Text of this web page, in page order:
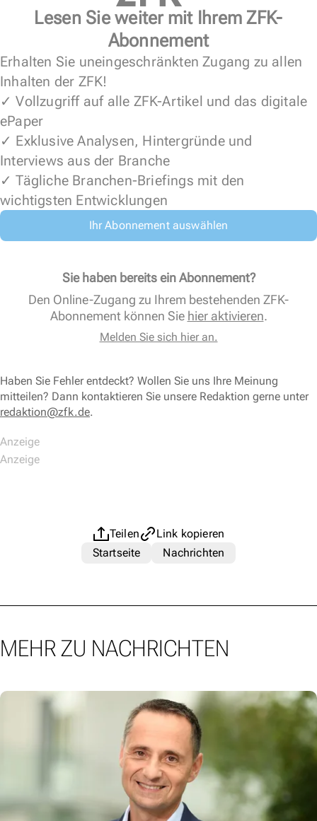
Lesen Sie weiter mit Ihrem ZFK-
Abonnement
Erhalten Sie uneingeschränkten Zugang zu allen
Inhalten der ZFK!
✓ Vollzugriff auf alle ZFK-Artikel und das digitale
ePaper
✓ Exklusive Analysen, Hintergründe und
Interviews aus der Branche
✓ Tägliche Branchen-Briefings mit den
wichtigsten Entwicklungen
Ihr Abonnement auswählen
Sie haben bereits ein Abonnement?
Den Online-Zugang zu Ihrem bestehenden ZFK-
Abonnement können Sie hier aktivieren.
Melden Sie sich hier an.
Haben Sie Fehler entdeckt? Wollen Sie uns Ihre Meinung
mitteilen? Dann kontaktieren Sie unsere Redaktion gerne unter
redaktion@zfk.de.
Teilen
Link kopieren
Startseite
Nachrichten
MEHR ZU NACHRICHTEN